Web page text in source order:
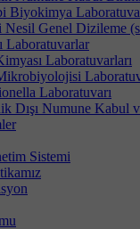
Biyokimya
Nesil Genel Dizileme
Laboratuvarlar
Laboratuvarları
Laboratuvarı
Dışı Numune Kabul
Sistemi